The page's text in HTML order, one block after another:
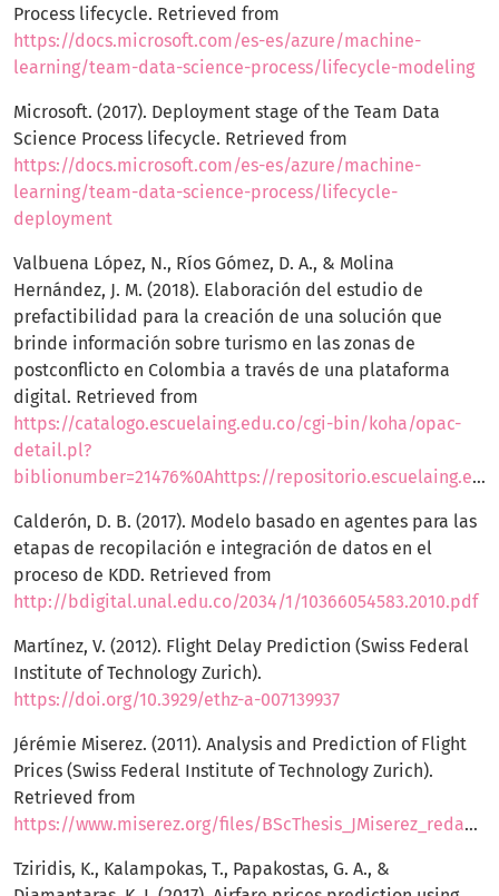
Process lifecycle. Retrieved from
https://docs.microsoft.com/es-es/azure/machine-
learning/team-data-science-process/lifecycle-modeling
Microsoft. (2017). Deployment stage of the Team Data
Science Process lifecycle. Retrieved from
https://docs.microsoft.com/es-es/azure/machine-
learning/team-data-science-process/lifecycle-
deployment
Valbuena López, N., Ríos Gómez, D. A., & Molina
Hernández, J. M. (2018). Elaboración del estudio de
prefactibilidad para la creación de una solución que
brinde información sobre turismo en las zonas de
postconflicto en Colombia a través de una plataforma
digital. Retrieved from
https://catalogo.escuelaing.edu.co/cgi-bin/koha/opac-
detail.pl?
biblionumber=21476%0Ahttps://repositorio.escuelaing.edu.co/handle/001/797
Calderón, D. B. (2017). Modelo basado en agentes para las
etapas de recopilación e integración de datos en el
proceso de KDD. Retrieved from
http://bdigital.unal.edu.co/2034/1/10366054583.2010.pdf
Martínez, V. (2012). Flight Delay Prediction (Swiss Federal
Institute of Technology Zurich).
https://doi.org/10.3929/ethz-a-007139937
Jérémie Miserez. (2011). Analysis and Prediction of Flight
Prices (Swiss Federal Institute of Technology Zurich).
Retrieved from
https://www.miserez.org/files/BScThesis_JMiserez_redacted.pdf
Tziridis, K., Kalampokas, T., Papakostas, G. A., &